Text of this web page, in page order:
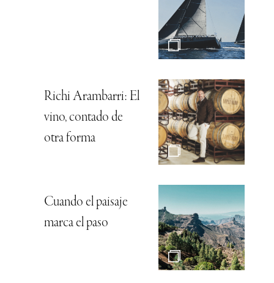
Richi Arambarri: El
vino, contado de
otra forma
Cuando el paisaje
marca el paso